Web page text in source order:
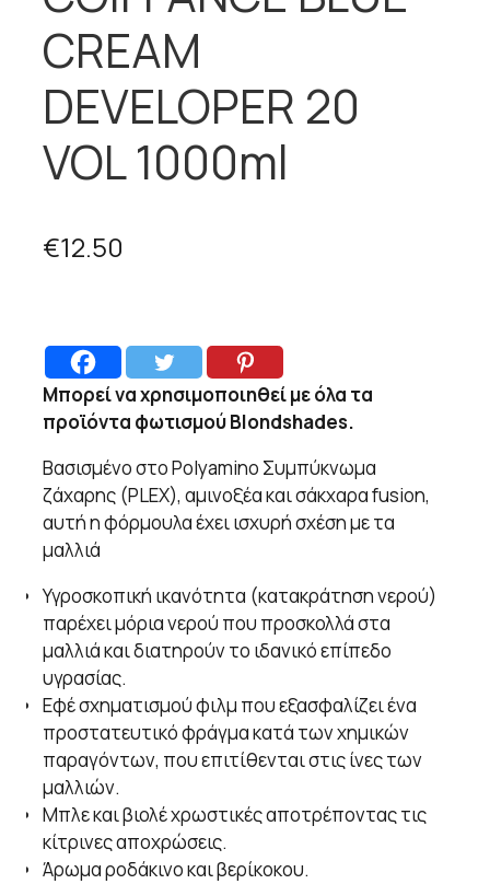
CREAM
DEVELOPER 20
VOL 1000ml
€12.50
Μπορεί να χρησιμοποιηθεί με όλα τα
προϊόντα φωτισμούBlondshades.
Βασισμένο στο Polyamino Συμπύκνωμα
ζάχαρης (PLEX), αμινοξέα και σάκχαρα fusion,
αυτή η φόρμουλα έχει ισχυρή σχέση με τα
μαλλιά
Υγροσκοπική ικανότητα (κατακράτηση νερού)
παρέχει μόρια νερού που προσκολλά στα
μαλλιά και διατηρούν το ιδανικό επίπεδο
υγρασίας.
Εφέ σχηματισμού φιλμ που εξασφαλίζει ένα
προστατευτικό φράγμα κατά των χημικών
παραγόντων, που επιτίθενται στις ίνες των
μαλλιών.
Μπλε και βιολέ χρωστικές αποτρέποντας τις
κίτρινες αποχρώσεις.
Άρωμα ροδάκινο και βερίκοκου.